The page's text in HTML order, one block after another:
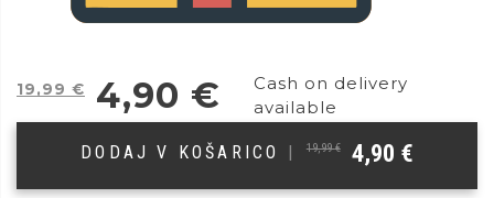
19,99 € 4,90 €
Cash on delivery
available
DODAJ V KOŠARICO | 19,99€ 4,90 €